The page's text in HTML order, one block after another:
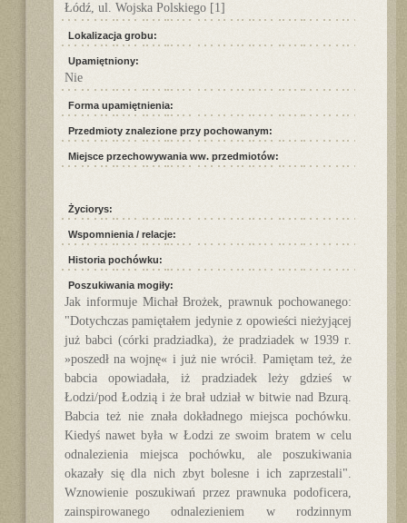
Łódź, ul. Wojska Polskiego [1]
Lokalizacja grobu:
Upamiętniony:
Nie
Forma upamiętnienia:
Przedmioty znalezione przy pochowanym:
Miejsce przechowywania ww. przedmiotów:
Życiorys:
Wspomnienia / relacje:
Historia pochówku:
Poszukiwania mogiły:
Jak informuje Michał Brożek, prawnuk pochowanego:
"Dotychczas pamiętałem jedynie z opowieści nieżyjącej
już babci (córki pradziadka), że pradziadek w 1939 r.
»poszedł na wojnę« i już nie wrócił. Pamiętam też, że
babcia opowiadała, iż pradziadek leży gdzieś w
Łodzi/pod Łodzią i że brał udział w bitwie nad Bzurą.
Babcia też nie znała dokładnego miejsca pochówku.
Kiedyś nawet była w Łodzi ze swoim bratem w celu
odnalezienia miejsca pochówku, ale poszukiwania
okazały się dla nich zbyt bolesne i ich zaprzestali".
Wznowienie poszukiwań przez prawnuka podoficera,
zainspirowanego odnalezieniem w rodzinnym